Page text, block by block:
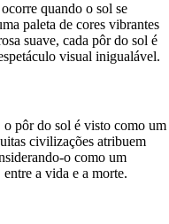
quando o sol se
paleta de cores vibrantes
suave, cada pôr do sol é
visual inigualável.
pôr do sol é visto como um
civilizações atribuem
o como um
a vida e a morte.